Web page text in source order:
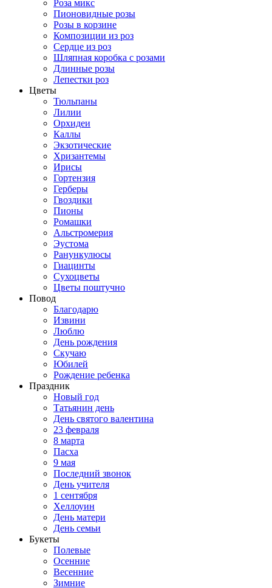
Роза микс
Пионовидные розы
Розы в корзине
Композиции из роз
Сердце из роз
Шляпная коробка с розами
Длинные розы
Лепестки роз
Цветы
Тюльпаны
Лилии
Орхидеи
Каллы
Экзотические
Хризантемы
Ирисы
Гортензия
Герберы
Гвоздики
Пионы
Ромашки
Альстромерия
Эустома
Ранункулюсы
Гиацинты
Сухоцветы
Цветы поштучно
Повод
Благодарю
Извини
Люблю
День рождения
Скучаю
Юбилей
Рождение ребенка
Праздник
Новый год
Татьянин день
День святого валентина
23 февраля
8 марта
Пасха
9 мая
Последний звонок
День учителя
1 сентября
Хеллоуин
День матери
День семьи
Букеты
Полевые
Осенние
Весенние
Зимние